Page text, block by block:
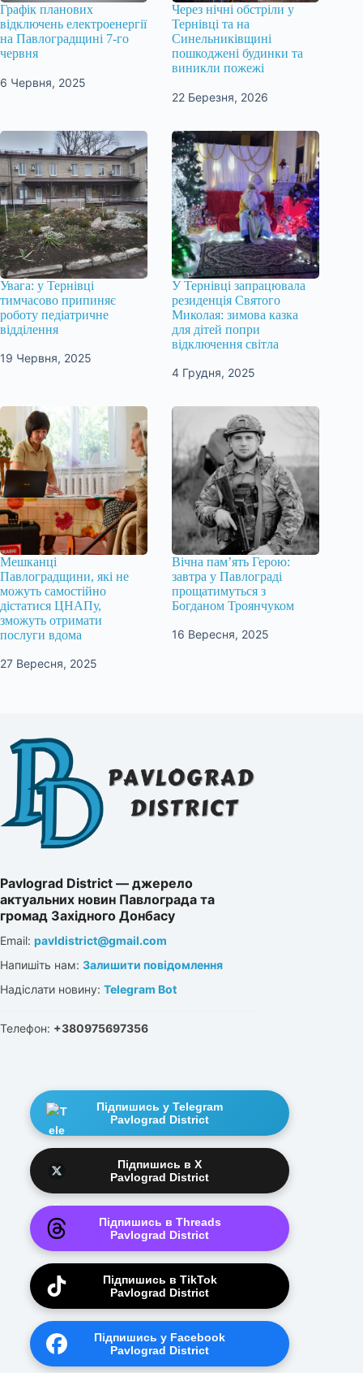
Графік планових
відключень електроенергії
на Павлоградщині 7-го
червня
6 Червня, 2025
Через нічні обстріли у
Тернівці та на
Синельниківщині
пошкоджені будинки та
виникли пожежі
22 Березня, 2026
Увага: у Тернівці
тимчасово припиняє
роботу педіатричне
відділення
19 Червня, 2025
У Тернівці запрацювала
резиденція Святого
Миколая: зимова казка
для дітей попри
відключення світла
4 Грудня, 2025
Мешканці
Павлоградщини, які не
можуть самостійно
дістатися ЦНАПу,
зможуть отримати
послуги вдома
27 Вересня, 2025
Вічна пам’ять Герою:
завтра у Павлограді
прощатимуться з
Богданом Троянчуком
16 Вересня, 2025
Pavlograd District — джерело
актуальних новин Павлограда та
громад Західного Донбасу
Email: pavldistrict@gmail.com
Напишіть нам: Залишити повідомлення
Надіслати новину: Telegram Bot
Телефон: +380975697356
Підпишись у Telegram
Pavlograd District
Підпишись в X
Pavlograd District
Підпишись в Threads
Pavlograd District
Підпишись в TikTok
Pavlograd District
Підпишись у Facebook
Pavlograd District